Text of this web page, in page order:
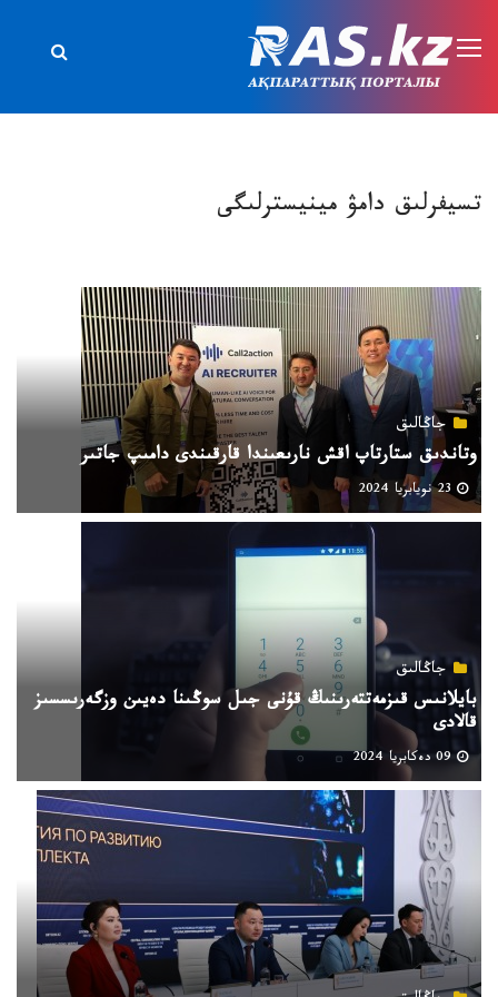
تسيفرلىق دامۋ مينيسترلىگى
جاڭالىق
وتاندىق ستارتاپ اقش نارىعىندا قارقىندى دامىپ جاتىر
23 نويابريا 2024
جاڭالىق
بايلانىس قىزمەتتەرىنىڭ قۇنى جىل سوڭىنا دەيىن وزگەرىسسىز
قالادى
09 دەكابريا 2024